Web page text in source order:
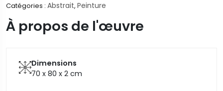
Catégories : Abstrait, Peinture
À propos de l'œuvre
Dimensions
70 x 80 x 2 cm